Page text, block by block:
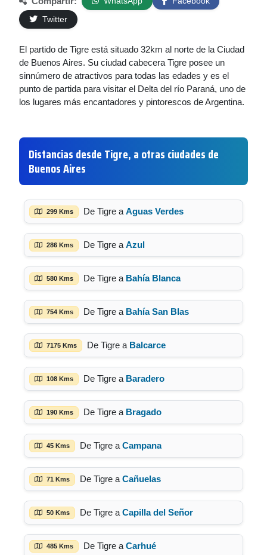
Twitter
El partido de Tigre está situado 32km al norte de la Ciudad
de Buenos Aires. Su ciudad cabecera Tigre posee un
sinnúmero de atractivos para todas las edades y es el
punto de partida para visitar el Delta del río Paraná, uno de
los lugares más encantadores y pintorescos de Argentina.
Distancias desde Tigre, a otras ciudades de
Buenos Aires
299 Kms De Tigre a Aguas Verdes
286 Kms De Tigre a Azul
580 Kms De Tigre a Bahía Blanca
754 Kms De Tigre a Bahía San Blas
7175 Kms De Tigre a Balcarce
108 Kms De Tigre a Baradero
190 Kms De Tigre a Bragado
45 Kms De Tigre a Campana
71 Kms De Tigre a Cañuelas
50 Kms De Tigre a Capilla del Señor
485 Kms De Tigre a Carhué